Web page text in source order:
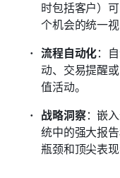
时包括客户）
个机会的统一视
流程自动化：
动、交易提醒
值活动。
战略洞察：嵌
统中的强大报
瓶颈和顶尖表现